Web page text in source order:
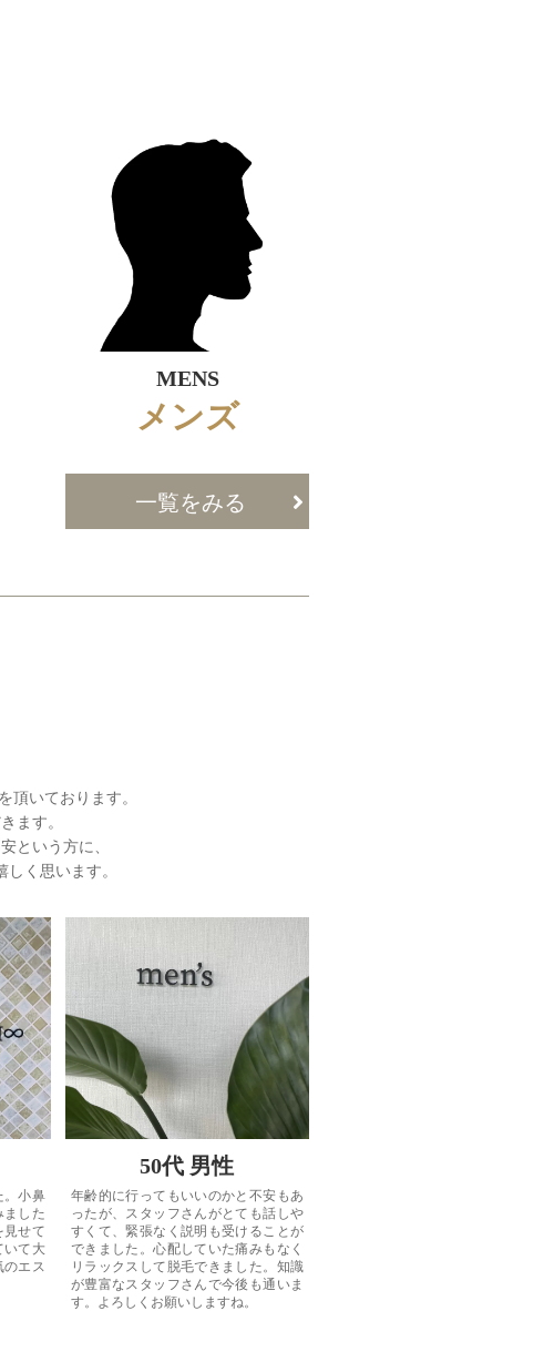
MENS
メンズ
一覧をみる
頂いております。
ます。
という方に、
く思います。
。小鼻
ました
見せて
いて大
のエス
50代 男性
年齢的に行ってもいいのかと不安もあ
ったが、スタッフさんがとても話しや
すくて、緊張なく説明も受けることが
できました。心配していた痛みもなく
リラックスして脱毛できました。知識
が豊富なスタッフさんで今後も通いま
す。よろしくお願いしますね。